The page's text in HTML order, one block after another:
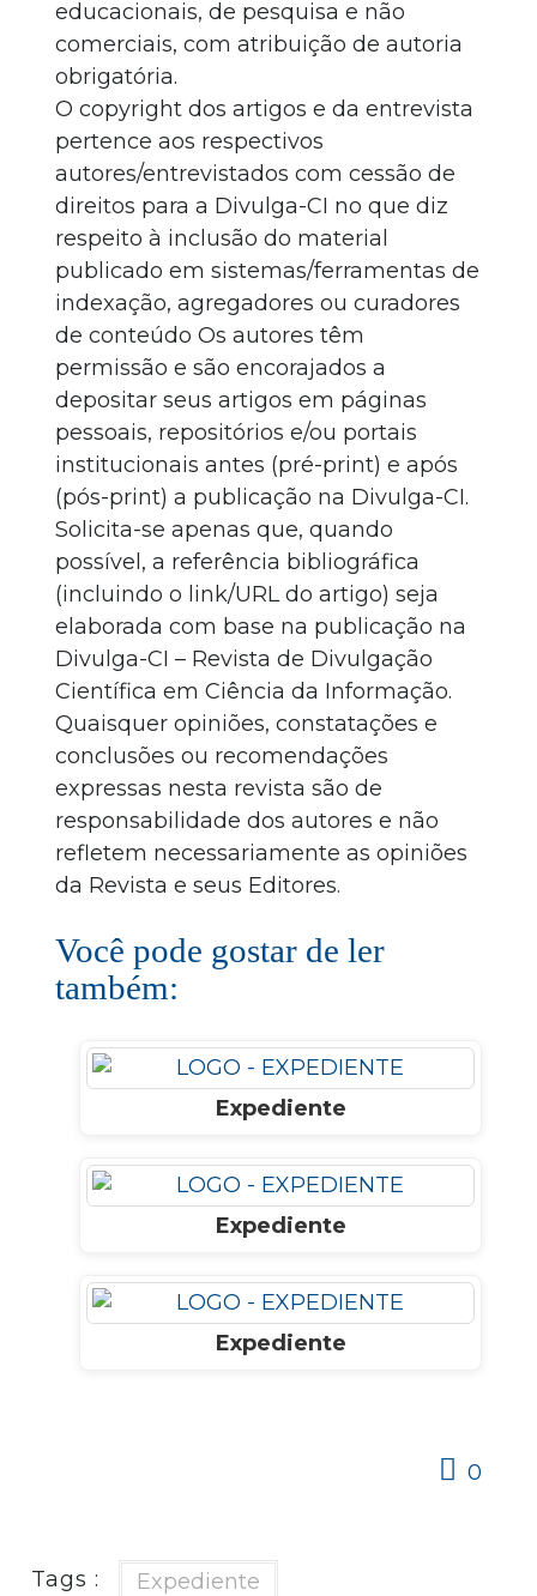
educacionais, de pesquisa e não
comerciais, com atribuição de autoria
obrigatória.
O copyright dos artigos e da entrevista
pertence aos respectivos
autores/entrevistados com cessão de
direitos para a Divulga-CI no que diz
respeito à inclusão do material
publicado em sistemas/ferramentas de
indexação, agregadores ou curadores
de conteúdo Os autores têm
permissão e são encorajados a
depositar seus artigos em páginas
pessoais, repositórios e/ou portais
institucionais antes (pré-print) e após
(pós-print) a publicação na Divulga-CI.
Solicita-se apenas que, quando
possível, a referência bibliográfica
(incluindo o link/URL do artigo) seja
elaborada com base na publicação na
Divulga-CI – Revista de Divulgação
Científica em Ciência da Informação.
Quaisquer opiniões, constatações e
conclusões ou recomendações
expressas nesta revista são de
responsabilidade dos autores e não
refletem necessariamente as opiniões
da Revista e seus Editores.
Você pode gostar de ler
também:
Expediente
Expediente
Expediente
0
Tags : Expediente